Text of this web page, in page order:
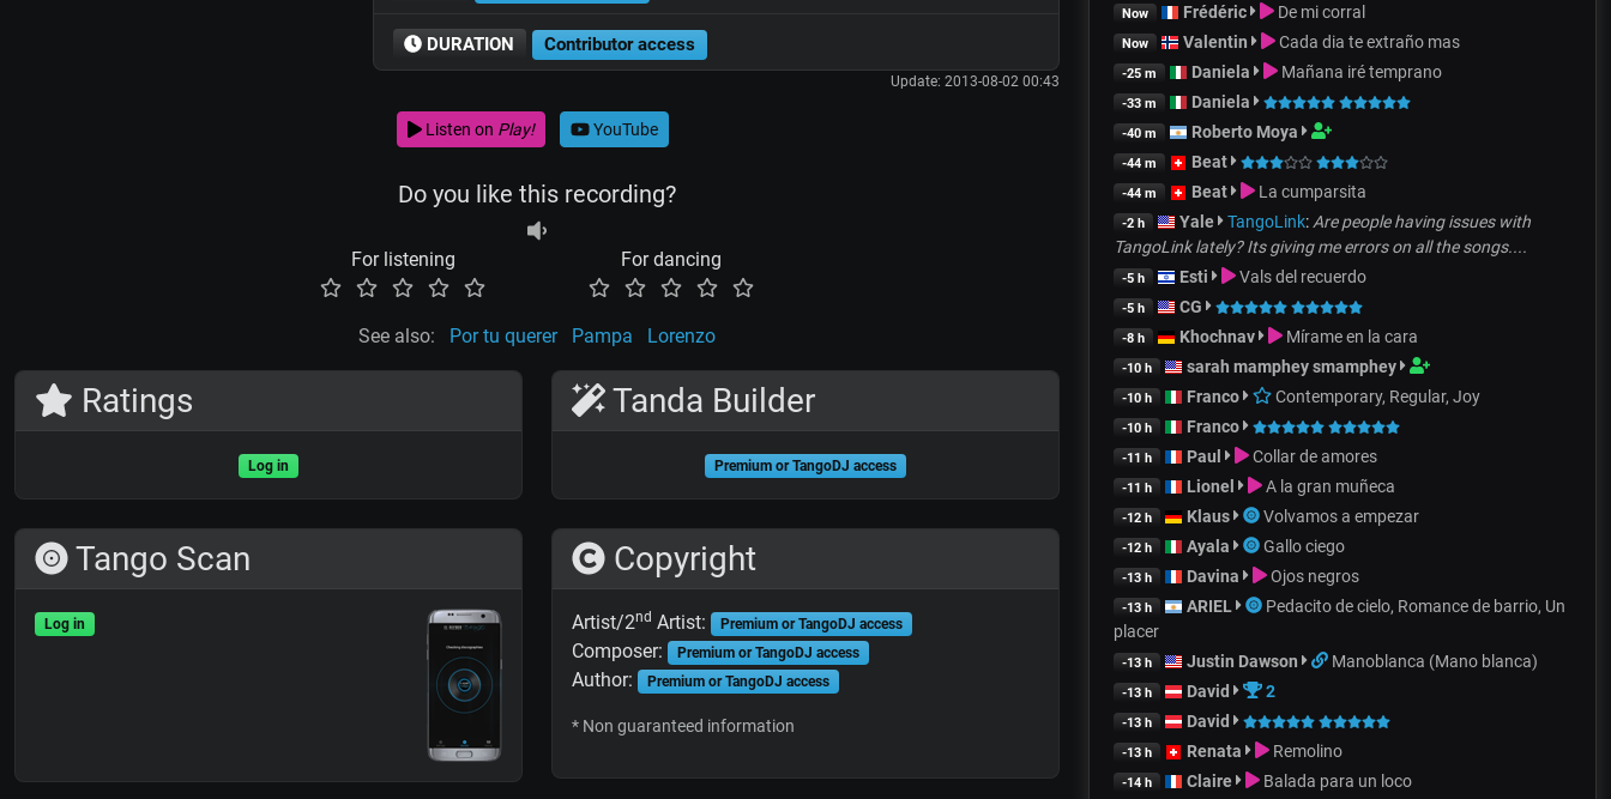
DURATION Contributor access
Update: 2013-08-02 00:43
Listen on Play! YouTube
Do you like this recording?
For listening For dancing
See also: Por tu querer Pampa Lorenzo
Ratings
Log in
Tango Scan
Log in
Tanda Builder
Premium or TangoDJ access
Copyright
Artist/2nd Artist: Premium or TangoDJ access
Composer: Premium or TangoDJ access
Author: Premium or TangoDJ access
* Non guaranteed information
Now Frédéric De mi corral
Now Valentin Cada dia te extraño mas
-25 m Daniela Mañana iré temprano
-33 m Daniela
-40 m Roberto Moya
-44 m Beat
-44 m Beat La cumparsita
-2 h Yale TangoLink: Are people having issues with
TangoLink lately? Its giving me errors on all the songs....
-5 h Esti Vals del recuerdo
-5 h CG
-8 h Khochnav Mírame en la cara
-10 h sarah mamphey smamphey
-10 h Franco Contemporary, Regular, Joy
-10 h Franco
-11 h Paul Collar de amores
-11 h Lionel A la gran muñeca
-12 h Klaus Volvamos a empezar
-12 h Ayala Gallo ciego
-13 h Davina Ojos negros
-13 h ARIEL
Pedacito de cielo, Romance de barrio, Un
placer
-13 h Justin Dawson Manoblanca (Mano blanca)
-13 h David 2
-13 h David
-13 h Renata Remolino
-14 h Claire Balada para un loco